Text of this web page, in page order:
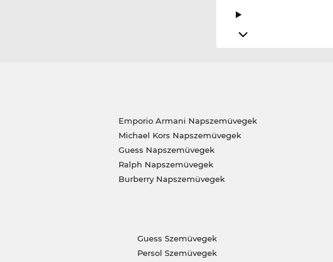
Emporio Armani Napszemüvegek
Michael Kors Napszemüvegek
Guess Napszemüvegek
Ralph Napszemüvegek
Burberry Napszemüvegek
Guess Szemüvegek
Persol Szemüvegek